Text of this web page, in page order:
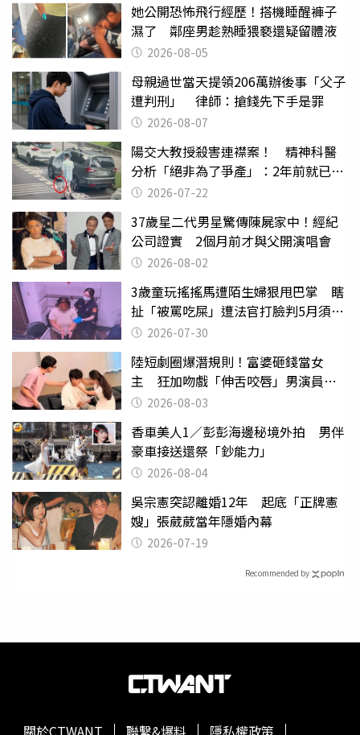
她公開恐怖飛行經歷！搭機睡醒褲子
濕了 鄰座男趁熟睡猥褻還疑留體液
2026-08-05
母親過世當天提領206萬辦後事「父子
遭判刑」 律師：搶錢先下手是罪
2026-08-07
陽交大教授殺害連襟案！ 精神科醫
分析「絕非為了爭產」：2年前就已言
行詭異
2026-07-22
37歲星二代男星驚傳陳屍家中！經紀
公司證實 2個月前才與父開演唱會
2026-08-02
3歲童玩搖搖馬遭陌生婦狠甩巴掌 瞎
扯「被罵吃屎」遭法官打臉判5月須入
監 2026-07-30
陸短劇圈爆潛規則！富婆砸錢當女
主 狂加吻戲「伸舌咬唇」男演員崩
潰 2026-08-03
香車美人1／彭彭海邊秘境外拍 男伴
豪車接送還祭「鈔能力」
2026-08-04
吳宗憲突認離婚12年 起底「正牌憲
嫂」張葳葳當年隱婚內幕
2026-07-19
Recommended by
關於CTWANT 聯繫&爆料 隱私權政策